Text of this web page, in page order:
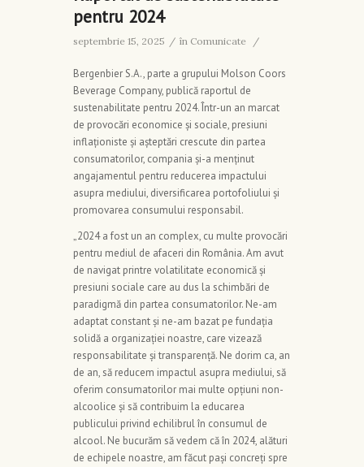
pentru 2024
septembrie 15, 2025 / în Comunicate /
Bergenbier S.A., parte a grupului Molson Coors
Beverage Company, publică raportul de
sustenabilitate pentru 2024. Într-un an marcat
de provocări economice și sociale, presiuni
inflaționiste și așteptări crescute din partea
consumatorilor, compania și-a menținut
angajamentul pentru reducerea impactului
asupra mediului, diversificarea portofoliului și
promovarea consumului responsabil.
„2024 a fost un an complex, cu multe provocări
pentru mediul de afaceri din România. Am avut
de navigat printre volatilitate economică și
presiuni sociale care au dus la schimbări de
paradigmă din partea consumatorilor. Ne-am
adaptat constant și ne-am bazat pe fundația
solidă a organizației noastre, care vizează
responsabilitate și transparență. Ne dorim ca, an
de an, să reducem impactul asupra mediului, să
oferim consumatorilor mai multe opțiuni non-
alcoolice și să contribuim la educarea
publicului privind echilibrul în consumul de
alcool. Ne bucurăm să vedem că în 2024, alături
de echipele noastre, am făcut pași concreți spre